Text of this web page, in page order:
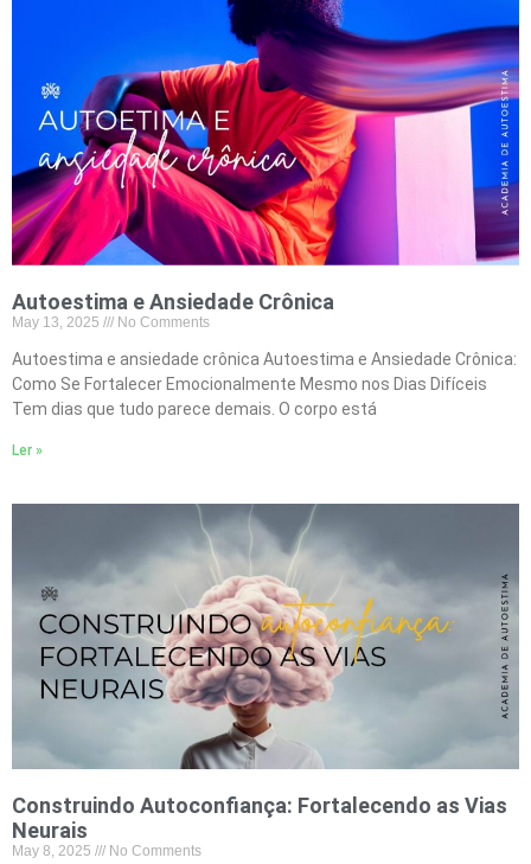
Autoestima e Ansiedade Crônica
May 13, 2025 No Comments
Autoestima e ansiedade crônica Autoestima e Ansiedade Crônica:
Como Se Fortalecer Emocionalmente Mesmo nos Dias Difíceis
Tem dias que tudo parece demais. O corpo está
Ler »
Construindo Autoconfiança: Fortalecendo as Vias
Neurais
May 8, 2025 No Comments